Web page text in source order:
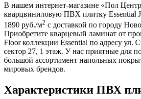
В нашем интернет-магазине «Пол
кварцвиниловую ПВХ плитку Essential
1890 руб./м2 с доставкой по городу
Приобретите кварцевый ламинат от
Floor коллекции Essential по адресу ул.
сектор 27, 1 этаж. У нас приятные для
большой ассортимент напольных
мировых брендов.
Характеристики ПВХ